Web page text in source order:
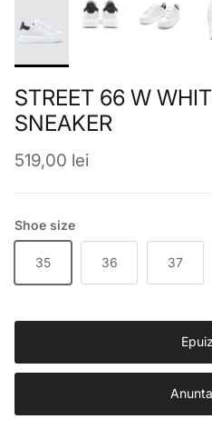
STREET 66 W
SNEAKER
Preț obișnuit
519,00 lei
Shoe size
35 36 37